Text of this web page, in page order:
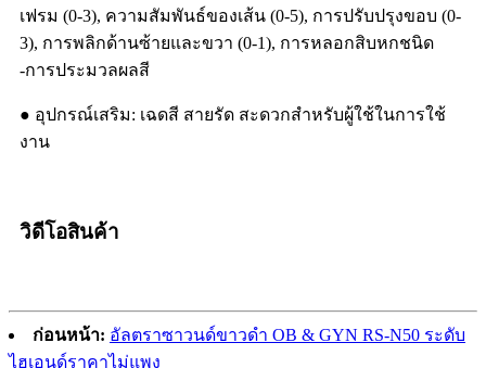
เฟรม (0-3), ความสัมพันธ์ของเส้น (0-5), การปรับปรุงขอบ (0-
3), การพลิกด้านซ้ายและขวา (0-1), การหลอกสิบหกชนิด
-การประมวลผลสี
● อุปกรณ์เสริม: เฉดสี สายรัด สะดวกสำหรับผู้ใช้ในการใช้
งาน
วิดีโอสินค้า
ก่อนหน้า: อัลตราซาวนด์ขาวดำ OB & GYN RS-N50 ​​ระดับ
ไฮเอนด์ราคาไม่แพง